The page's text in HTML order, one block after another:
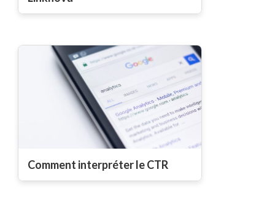
Comment interpréter le CTR